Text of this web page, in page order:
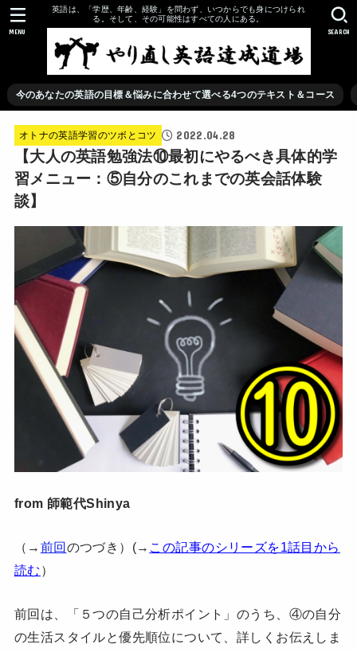
英語は、「学歴、年齢、経験」を問わず、いつからでも身につけられ
る。そして、その可能性はすべての人にある。
今のあなたの英語の目標＆悩みに合わせて選べる4つのテキスト＆コース
SEARCH
MENU
オトナの英語学習のツボとコツ 2022.04.28
【大人の英語勉強法⑩最初にやるべき具体的学
習メニュー：⑤自分のこれまでの英会話体験
談】
from 師範代Shinya
（→ 前回のつづき）(→ この記事のシリーズを1話目から
読む ）
前回は、「５つの自己分析ポイント」のうち、④の自分
の生活スタイルと優先順位について、詳しくお伝えしま